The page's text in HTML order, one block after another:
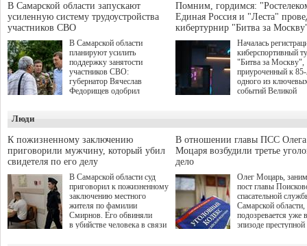
В Самарской области запускают
усиленную систему трудоустройства
участников СВО
В Самарской области
планируют усилить
поддержку занятости
участников СВО:
губернатор Вячеслав
Федорищев одобрил
Живайкина, направленные
на трудоустройство и более
спокойную адаптацию к
мирной жизни.
Помним, гордимся:
Единая Россия и "Леста"
кибертурнир "Битва за
Началась
киберспортивный
"Битва за Москву",
приуроченный к
одного из
событий Великой
игре "Мир танков"
выступили
партия "Единая
игровая студия
Люди
К пожизненному заключению
приговорили мужчину, который убил
свидетеля по его делу
В Самарской области суд
приговорил к пожизненному
заключению местного
жителя по фамилии
Смирнов. Его обвиняли
в убийстве человека в связи
В отношении главы ПСС Олега
Моцаря возбудили третье
дело
Олег Моцарь,
пост главы
спасательной
Самарской области,
подозревается уже
эпизоде преступной